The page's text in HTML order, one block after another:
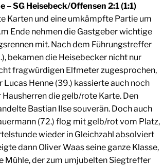
– SG Heisebeck/Offensen 2:1 (1:1)
Karten und eine umkämpfte Partie um
Ende nehmen die Gastgeber wichtige
mit. Nach dem Führungstreffer
bekamen die Heisebecker nicht nur
fragwürdigen Elfmeter zugesprochen,
Henne (39.) kassierte auch noch
die gelb/rote Karte. Den
Bastian Ilse souverän. Doch auch
(72.) flog mit gelb/rot vom Platz,
wieder in Gleichzahl absolviert
dann Oliver Waas seine ganze Klasse,
Mühle, der zum umjubelten Siegtreffer